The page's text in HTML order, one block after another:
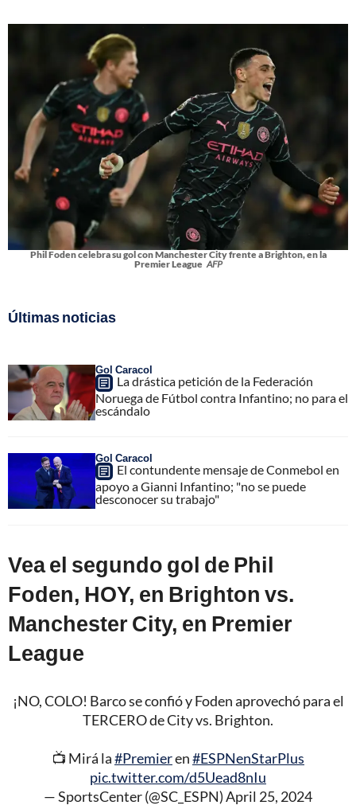
Phil Foden celebra su gol con Manchester City frente a Brighton, en la
Premier League AFP
Últimas noticias
Gol Caracol
La drástica petición de la Federación
Noruega de Fútbol contra Infantino; no para el
escándalo
Gol Caracol
El contundente mensaje de Conmebol en
apoyo a Gianni Infantino; "no se puede
desconocer su trabajo"
Vea el segundo gol de Phil
Foden, HOY, en Brighton vs.
Manchester City, en Premier
League
¡NO, COLO! Barco se confió y Foden aprovechó para el
TERCERO de City vs. Brighton.
📺 Mirá la#Premieren#ESPNenStarPlus
pic.twitter.com/d5Uead8nIu
— SportsCenter (@SC_ESPN)April 25, 2024